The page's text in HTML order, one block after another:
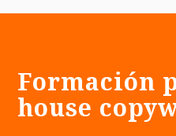
Formación
house